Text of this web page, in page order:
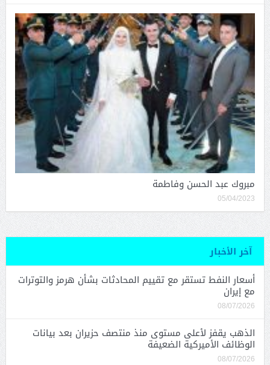
مبروك عبد الحسن وفاطمة
05/04/2023
آخر الأخبار
أسعار النفط تستقر مع تقييم المحادثات بشأن هرمز والتوترات
مع إيران
08/07/2026
الذهب يقفز لأعلى مستوى منذ منتصف حزيران بعد بيانات
الوظائف الأميركية الضعيفة
08/07/2026